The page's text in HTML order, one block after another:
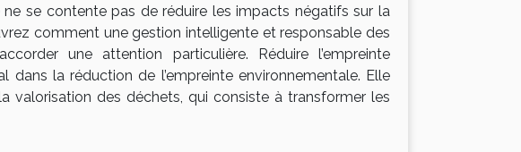
se contente pas de réduire les impacts négatifs sur la
comment une gestion intelligente et responsable des
une attention particulière. Réduire l’empreinte
la réduction de l’empreinte environnementale. Elle
valorisation des déchets, qui consiste à transformer les